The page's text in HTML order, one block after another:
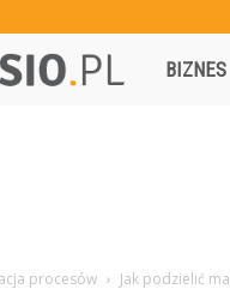
Activisio.pl
BIZNES
procesów Jak podzielić